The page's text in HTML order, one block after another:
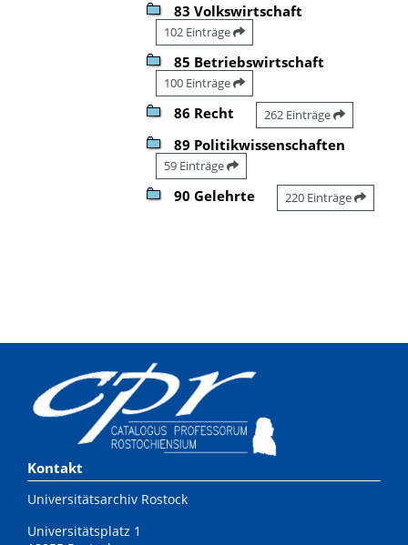
83 Volkswirtschaft
102 Einträge
85 Betriebswirtschaft
100 Einträge
86 Recht 262 Einträge
89 Politikwissenschaften
59 Einträge
90 Gelehrte 220 Einträge
Kontakt
Universitätsarchiv Rostock
Universitätsplatz 1